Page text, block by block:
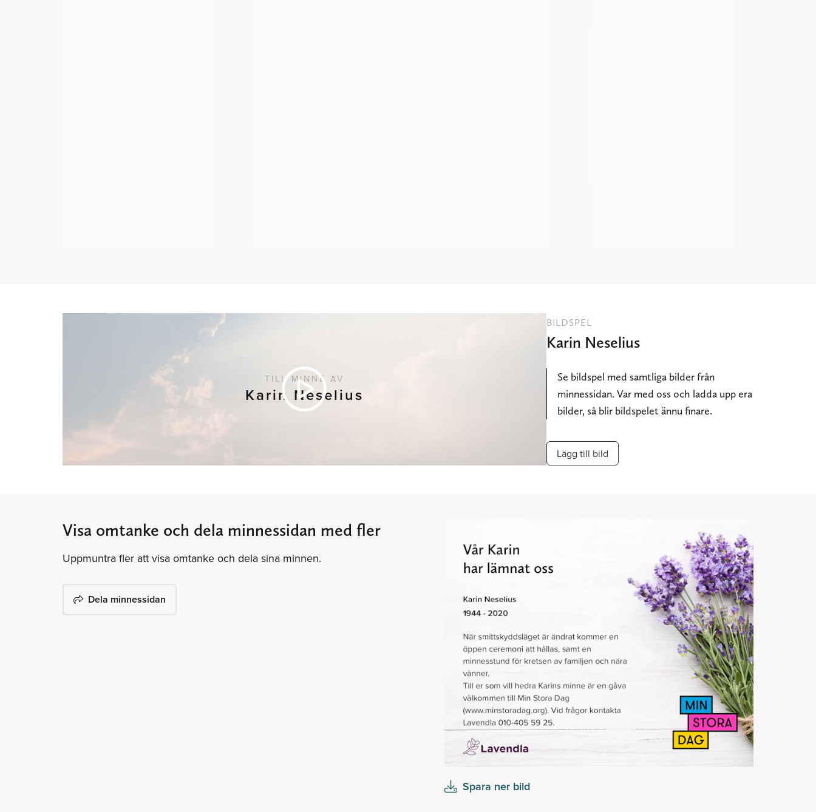
TILL MINNE AV
Karin Neselius
BILDSPEL
Karin Neselius
Se bildspel med samtliga bilder från
minnessidan. Var med oss och ladda upp era
bilder, så blir bildspelet ännu finare.
Lägg till bild
Visa omtanke och dela minnessidan med fler
Uppmuntra fler att visa omtanke och dela sina minnen.
Dela minnessidan
Spara ner bild